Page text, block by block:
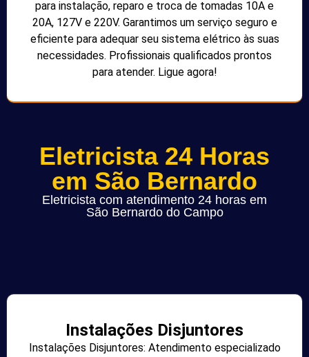
para instalação, reparo e troca de tomadas 10A e
20A, 127V e 220V. Garantimos um serviço seguro e
eficiente para adequar seu sistema elétrico às suas
necessidades. Profissionais qualificados prontos
para atender. Ligue agora!
Eletricista 24 Horas
em São Bernardo
Eletricista com atendimento 24 horas em
São Bernardo do Campo
Instalações Disjuntores
Instalações Disjuntores: Atendimento especializado